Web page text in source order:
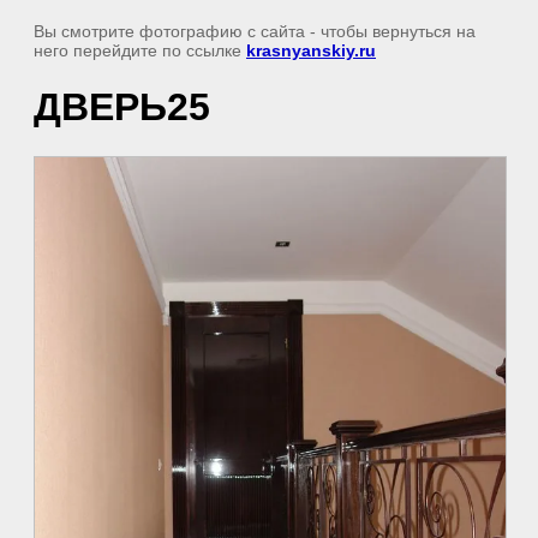
Вы смотрите фотографию с сайта - чтобы вернуться на
него перейдите по ссылке krasnyanskiy.ru
ДВЕРЬ25